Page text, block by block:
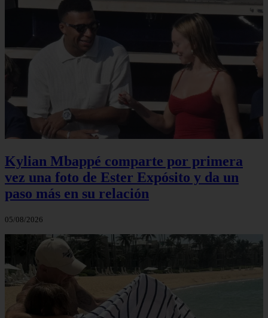
Kylian Mbappé comparte por primera
vez una foto de Ester Expósito y da un
paso más en su relación
05/08/2026